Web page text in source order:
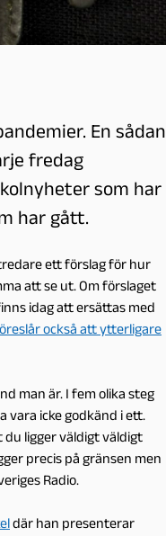
En sådan
fredag
som har
har gått.
ett förslag för hur
att se ut. Om förslaget
idag att ersättas med
också att ytterligare
man är. I fem olika steg
vara icke godkänd i ett.
ligger väldigt väldigt
precis på gränsen men
Radio.
där han presenterar